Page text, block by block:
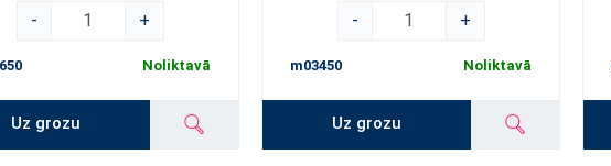
-
+
Noliktavā
Uz grozu
-
+
m03450 Noliktavā
Uz grozu